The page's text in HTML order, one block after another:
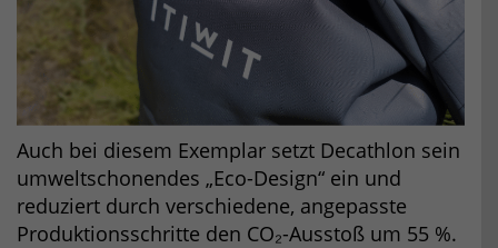
Auch bei diesem Exemplar setzt Decathlon sein
umweltschonendes „Eco-Design“ ein und
reduziert durch verschiedene, angepasste
Produktionsschritte den CO₂-Ausstoß um 55 %.